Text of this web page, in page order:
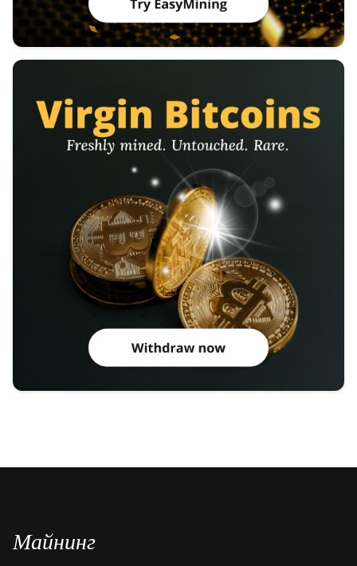
Майнинг